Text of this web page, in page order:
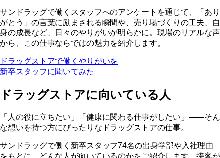
サンドラッグで働くスタッフへのアンケートを通じて、「あり
がとう」の言葉に励まされる瞬間や、売り場づくりの工夫、自
身の成長など、日々のやりがいが明らかに。現場のリアルな声
から、この仕事ならではの魅力を紹介します。
ドラッグストアで働くやりがいを
新卒スタッフに聞いてみた
ドラッグストアに向いている人
「人の役に立ちたい」「健康に関わる仕事がしたい」——そん
な想いを持つ方にぴったりなドラッグストアの仕事。
サンドラッグで働く新卒スタッフ74名の出身学部や入社理由
をもとに、どんな人が向いているのかをご紹介します。接客が